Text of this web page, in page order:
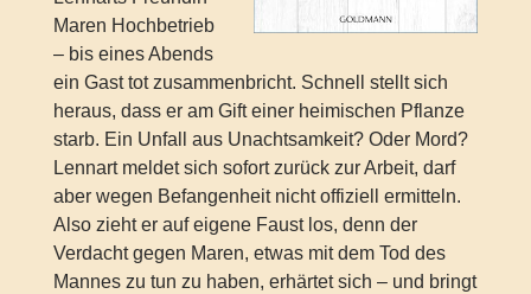
Maren Hochbetrieb
– bis eines Abends
ein Gast tot zusammenbricht. Schnell stellt sich
heraus, dass er am Gift einer heimischen Pflanze
starb. Ein Unfall aus Unachtsamkeit? Oder Mord?
Lennart meldet sich sofort zurück zur Arbeit, darf
aber wegen Befangenheit nicht offiziell ermitteln.
Also zieht er auf eigene Faust los, denn der
Verdacht gegen Maren, etwas mit dem Tod des
Mannes zu tun zu haben, erhärtet sich – und bringt